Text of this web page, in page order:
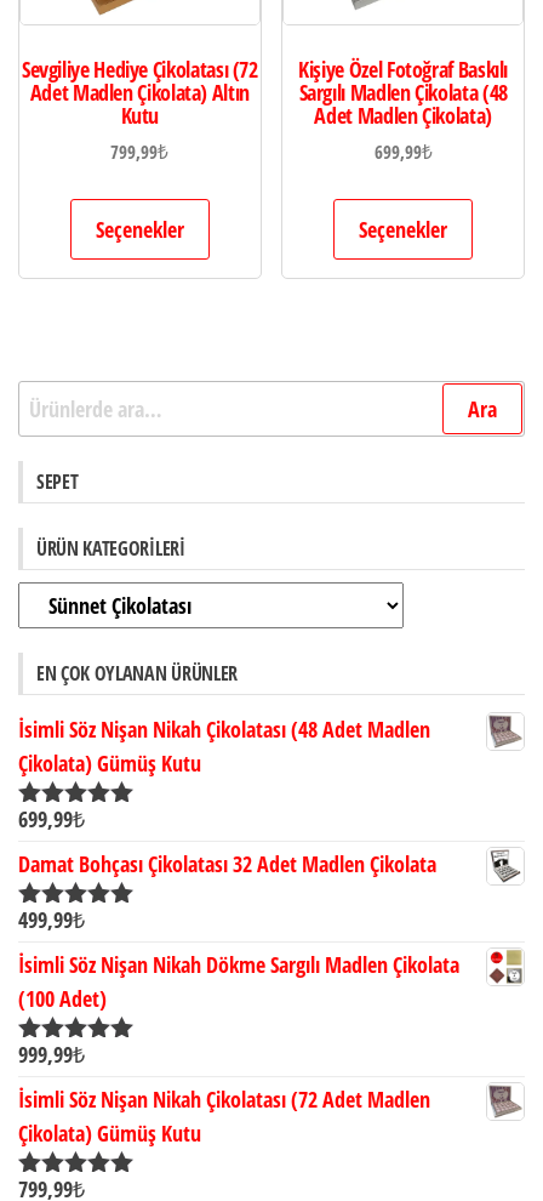
Sevgiliye Hediye Çikolatası (72
Adet Madlen Çikolata) Altın
Kutu
799,99₺
Seçenekler
Kişiye Özel Fotoğraf Baskılı
Sargılı Madlen Çikolata (48
Adet Madlen Çikolata)
699,99₺
Seçenekler
Ara: Ara
SEPET
ÜRÜN KATEGORILERI
EN ÇOK OYLANAN ÜRÜNLER
İsimli Söz Nişan Nikah Çikolatası (48 Adet Madlen
Çikolata) Gümüş Kutu
5 üzerinden
699,99₺
Damat Bohçası Çikolatası 32 Adet Madlen Çikolata
5 üzerinden
499,99₺
İsimli Söz Nişan Nikah Dökme Sargılı Madlen Çikolata
(100 Adet)
5 üzerinden
999,99₺
İsimli Söz Nişan Nikah Çikolatası (72 Adet Madlen
Çikolata) Gümüş Kutu
5 üzerinden
799,99₺